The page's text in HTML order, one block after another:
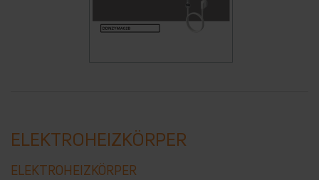
ELEKTROHEIZKÖRPER
ELEKTROHEIZKÖRPER